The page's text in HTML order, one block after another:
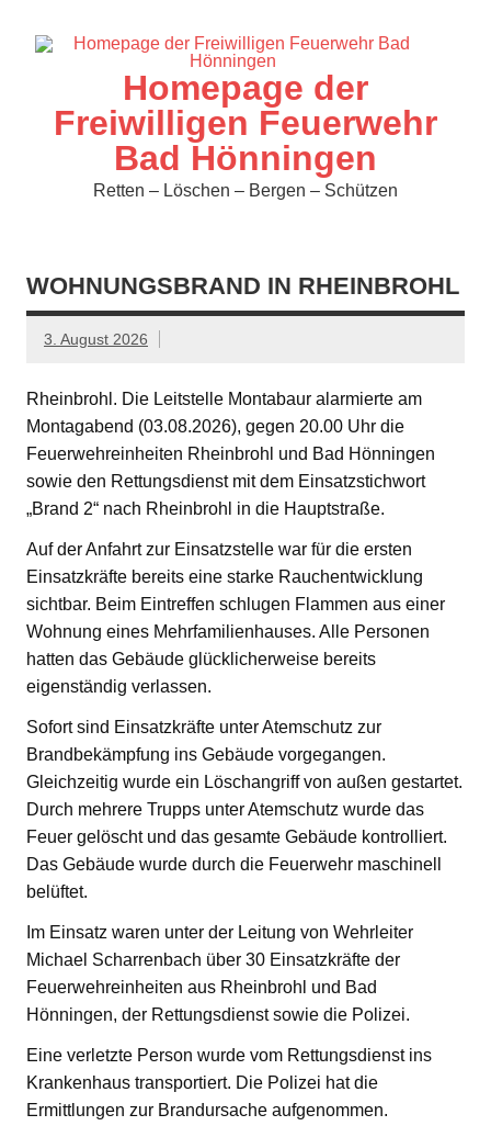
springen
Homepage der
Freiwilligen Feuerwehr
Bad Hönningen
Retten – Löschen – Bergen – Schützen
WOHNUNGSBRAND IN RHEINBROHL
3. August 2026
Rheinbrohl. Die Leitstelle Montabaur alarmierte am
Montagabend (03.08.2026), gegen 20.00 Uhr die
Feuerwehreinheiten Rheinbrohl und Bad Hönningen
sowie den Rettungsdienst mit dem Einsatzstichwort
„Brand 2“ nach Rheinbrohl in die Hauptstraße.
Auf der Anfahrt zur Einsatzstelle war für die ersten
Einsatzkräfte bereits eine starke Rauchentwicklung
sichtbar. Beim Eintreffen schlugen Flammen aus einer
Wohnung eines Mehrfamilienhauses. Alle Personen
hatten das Gebäude glücklicherweise bereits
eigenständig verlassen.
Sofort sind Einsatzkräfte unter Atemschutz zur
Brandbekämpfung ins Gebäude vorgegangen.
Gleichzeitig wurde ein Löschangriff von außen gestartet.
Durch mehrere Trupps unter Atemschutz wurde das
Feuer gelöscht und das gesamte Gebäude kontrolliert.
Das Gebäude wurde durch die Feuerwehr maschinell
belüftet.
Im Einsatz waren unter der Leitung von Wehrleiter
Michael Scharrenbach über 30 Einsatzkräfte der
Feuerwehreinheiten aus Rheinbrohl und Bad
Hönningen, der Rettungsdienst sowie die Polizei.
Eine verletzte Person wurde vom Rettungsdienst ins
Krankenhaus transportiert. Die Polizei hat die
Ermittlungen zur Brandursache aufgenommen.